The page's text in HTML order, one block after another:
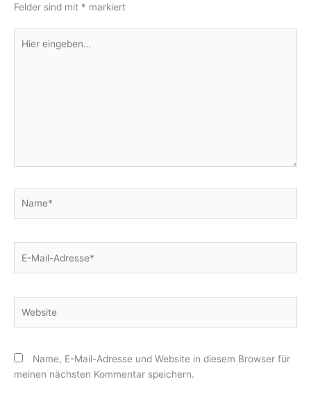
Felder sind mit * markiert
eingeben…
Mail-
Name, E-Mail-Adresse und Website in diesem Browser für
meinen nächsten Kommentar speichern.